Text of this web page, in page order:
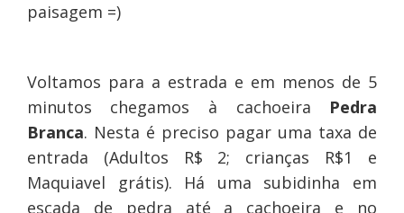
paisagem =)
Voltamos para a estrada e em menos de 5
minutos chegamos à cachoeira Pedra
Branca. Nesta é preciso pagar uma taxa de
entrada (Adultos R$ 2; crianças R$1 e
Maquiavel grátis). Há uma subidinha em
escada de pedra até a cachoeira e no